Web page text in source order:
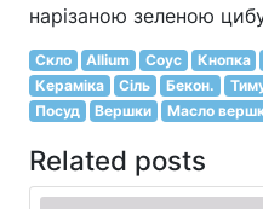
нарізаною зеленою
Скло Allium Соус Кнопка
Кераміка
Сіль Бекон.
Посуд
Вершки Масло
Related posts